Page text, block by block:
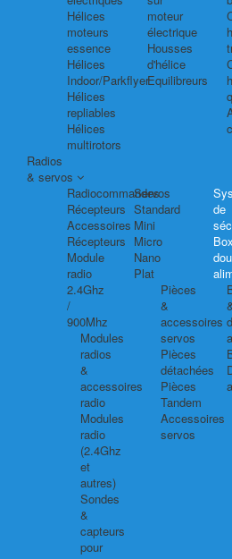
Hélices
moteurs
essence
Hélices
Indoor/Parkflyer
Hélices
repliables
Hélices
multirotors
moteur
électrique
Housses
d'hélice
Equilibreurs
Radios
& servos
Radiocommandes
Récepteurs
Accessoires
Récepteurs
Module
radio
2.4Ghz
/
900Mhz
Modules
radios
&
accessoires
radio
Modules
radio
(2.4Ghz
et
autres)
Sondes
&
capteurs
pour
Servos
Standard
Mini
Micro
Nano
Plat
Pièces
&
accessoires
servos
Pièces
détachées
Pièces
Tandem
Accessoires
servos
de